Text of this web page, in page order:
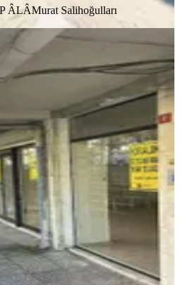
ÂLÂMurat Salihoğulları
200m² Birçok İş
Fırsat Dükkan
Düz Giriş (Zemin)